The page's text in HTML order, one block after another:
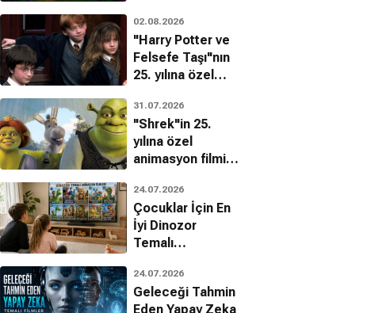
02.08.2026
"Harry Potter ve
Felsefe Taşı"nın
25. yılına özel
bilinmeyenleri!
31.07.2026
"Shrek"in 25.
yılına özel
animasyon filmin
24.07.2026
Çocuklar İçin En
İyi Dinozor
Temalı
Filmleri
24.07.2026
Geleceği Tahmin
Eden Yapay Zeka